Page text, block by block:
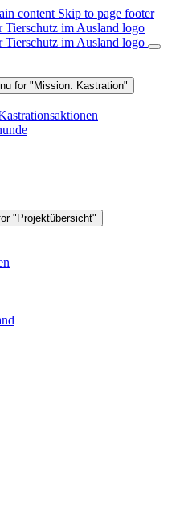
content Skip to page footer
for "Mission: Kastration"
"Projektübersicht"